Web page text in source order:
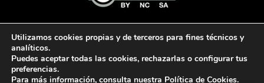
AVISO LEGAL POLÍTICA DE PRIVACIDAD
Utilizamos cookies propias y de terceros para fines técnicos y
analíticos.
Puedes aceptar todas las cookies, rechazarlas o configurar tus
preferencias.
Para más información, consulta nuestra Política de Cookies.